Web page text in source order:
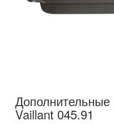
Vaillant 045.91